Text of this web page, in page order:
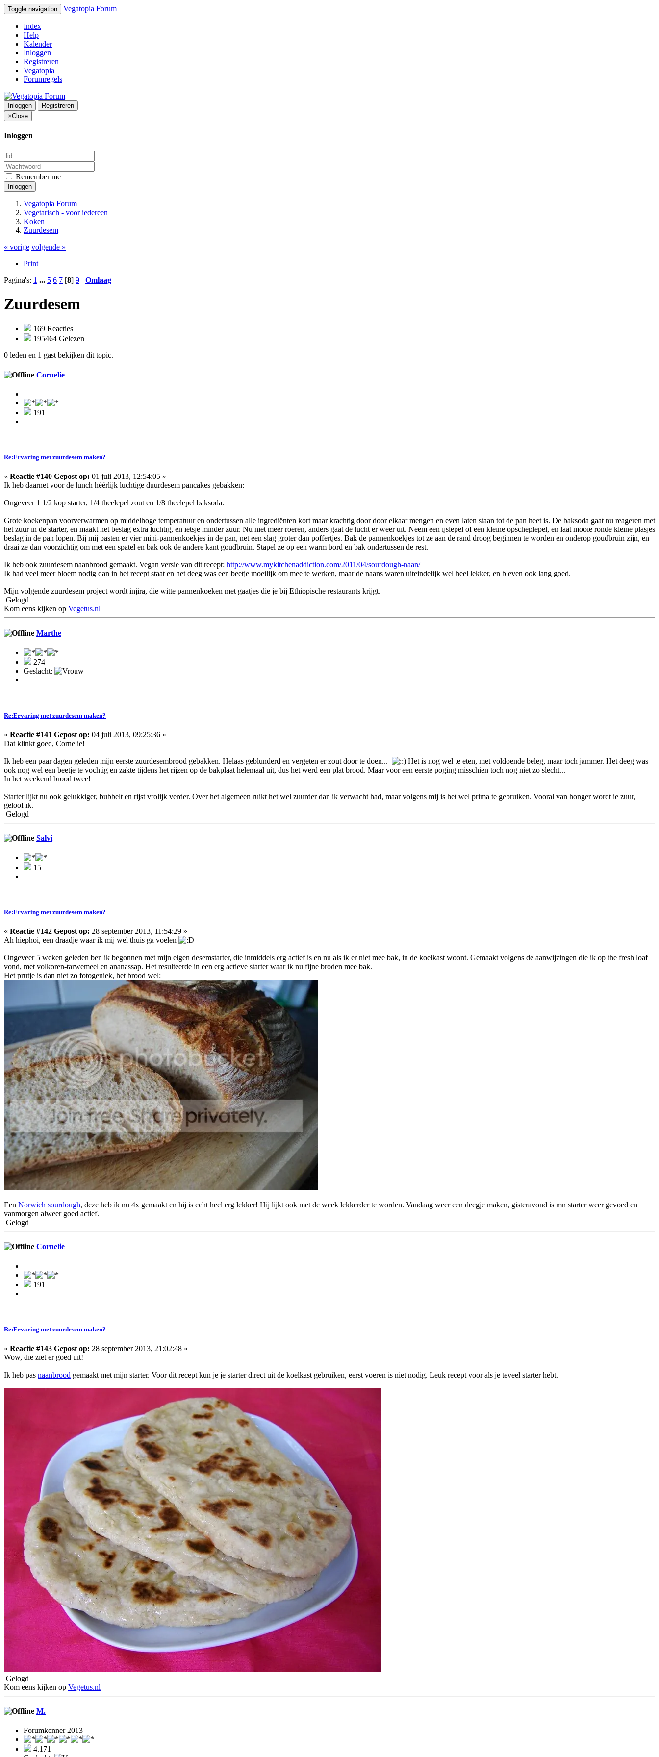
Toggle navigation Vegatopia Forum
Index
Help
Kalender
Inloggen
Registreren
Vegatopia
Forumregels
Inloggen
Registreren
×Close
Inloggen
Remember me
Inloggen
Vegatopia Forum
Vegetarisch - voor iedereen
Koken
Zuurdesem
« vorige volgende »
Print
Pagina's: 1 ... 5 6 7 [8] 9 Omlaag
Zuurdesem
169 Reacties
195464 Gelezen
0 leden en 1 gast bekijken dit topic.
Cornelie
191
Re:Ervaring met zuurdesem maken?
« Reactie #140 Gepost op: 01 juli 2013, 12:54:05 »
Ik heb daarnet voor de lunch héérlijk luchtige duurdesem pancakes gebakken:
Ongeveer 1 1/2 kop starter, 1/4 theelepel zout en 1/8 theelepel baksoda.
Grote koekenpan voorverwarmen op middelhoge temperatuur en ondertussen alle ingrediënten kort maar krachtig door door elkaar mengen en even laten staan tot de pan heet is. De baksoda gaat nu reageren met
het zuur in de starter, en maakt het beslag extra luchtig, en ietsje minder zuur. Nu niet meer roeren, anders gaat de lucht er weer uit. Neem een ijslepel of een kleine opscheplepel, en laat mooie ronde kleine plasjes
beslag in de pan lopen. Bij mij pasten er vier mini-pannenkoekjes in de pan, net een slag groter dan poffertjes. Bak de pannenkoekjes tot ze aan de rand droog beginnen te worden en onderop goudbruin zijn, en
draai ze dan voorzichtig om met een spatel en bak ook de andere kant goudbruin. Stapel ze op een warm bord en bak ondertussen de rest.
Ik heb ook zuurdesem naanbrood gemaakt. Vegan versie van dit recept: http://www.mykitchenaddiction.com/2011/04/sourdough-naan/
Ik had veel meer bloem nodig dan in het recept staat en het deeg was een beetje moeilijk om mee te werken, maar de naans waren uiteindelijk wel heel lekker, en bleven ook lang goed.
Mijn volgende zuurdesem project wordt injira, die witte pannenkoeken met gaatjes die je bij Ethiopische restaurants krijgt.
Gelogd
Kom eens kijken op Vegetus.nl
Marthe
274
Geslacht:
Re:Ervaring met zuurdesem maken?
« Reactie #141 Gepost op: 04 juli 2013, 09:25:36 »
Dat klinkt goed, Cornelie!
Ik heb een paar dagen geleden mijn eerste zuurdesembrood gebakken. Helaas geblunderd en vergeten er zout door te doen...
Het is nog wel te eten, met voldoende beleg, maar toch jammer. Het deeg was
ook nog wel een beetje te vochtig en zakte tijdens het rijzen op de bakplaat helemaal uit, dus het werd een plat brood. Maar voor een eerste poging misschien toch nog niet zo slecht...
In het weekend brood twee!
Starter lijkt nu ook gelukkiger, bubbelt en rijst vrolijk verder. Over het algemeen ruikt het wel zuurder dan ik verwacht had, maar volgens mij is het wel prima te gebruiken. Vooral van honger wordt ie zuur,
geloof ik.
Gelogd
Salvi
15
Re:Ervaring met zuurdesem maken?
« Reactie #142 Gepost op: 28 september 2013, 11:54:29 »
Ah hiephoi, een draadje waar ik mij wel thuis ga voelen
Ongeveer 5 weken geleden ben ik begonnen met mijn eigen desemstarter, die inmiddels erg actief is en nu als ik er niet mee bak, in de koelkast woont. Gemaakt volgens de aanwijzingen die ik op the fresh loaf
vond, met volkoren-tarwemeel en ananassap. Het resulteerde in een erg actieve starter waar ik nu fijne broden mee bak.
Het prutje is dan niet zo fotogeniek, het brood wel:
Een Norwich sourdough, deze heb ik nu 4x gemaakt en hij is echt heel erg lekker! Hij lijkt ook met de week lekkerder te worden. Vandaag weer een deegje maken, gisteravond is mn starter weer gevoed en
vanmorgen alweer goed actief.
Gelogd
Cornelie
191
Re:Ervaring met zuurdesem maken?
« Reactie #143 Gepost op: 28 september 2013, 21:02:48 »
Wow, die ziet er goed uit!
Ik heb pas naanbrood gemaakt met mijn starter. Voor dit recept kun je je starter direct uit de koelkast gebruiken, eerst voeren is niet nodig. Leuk recept voor als je teveel starter hebt.
Gelogd
Kom eens kijken op Vegetus.nl
M.
Forumkenner 2013
4.171